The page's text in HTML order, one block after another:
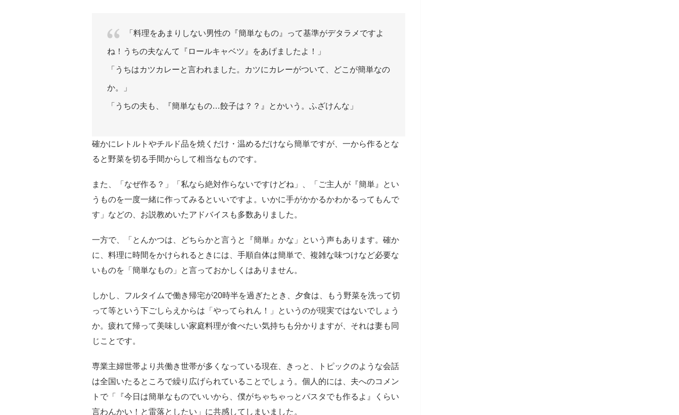
「料理をあまりしない男性の『簡単なもの』って基準がデタラメですよ
ね！うちの夫なんて『ロールキャベツ』をあげましたよ！」
「うちはカツカレーと言われました。カツにカレーがついて、どこが簡単なの
か。」
「うちの夫も、『簡単なもの…餃子は？？』とかいう。ふざけんな」
確かにレトルトやチルド品を焼くだけ・温めるだけなら簡単ですが、一から作るとな
ると野菜を切る手間からして相当なものです。
また、「なぜ作る？」「私なら絶対作らないですけどね」、「ご主人が『簡単』とい
うものを一度一緒に作ってみるといいですよ。いかに手がかかるかわかるってもんで
す」などの、お説教めいたアドバイスも多数ありました。
一方で、「とんかつは、どちらかと言うと『簡単』かな」という声もあります。確か
に、料理に時間をかけられるときには、手順自体は簡単で、複雑な味つけなど必要な
いものを「簡単なもの」と言っておかしくはありません。
しかし、フルタイムで働き帰宅が20時半を過ぎたとき、夕食は、もう野菜を洗って切
って等という下ごしらえからは「やってられん！」というのが現実ではないでしょう
か。疲れて帰って美味しい家庭料理が食べたい気持ちも分かりますが、それは妻も同
じことです。
専業主婦世帯より共働き世帯が多くなっている現在、きっと、トピックのような会話
は全国いたるところで繰り広げられていることでしょう。個人的には、夫へのコメン
トで「『今日は簡単なものでいいから、僕がちゃちゃっとパスタでも作るよ』くらい
言わんかい！と雷落としたい」に共感してしまいました。